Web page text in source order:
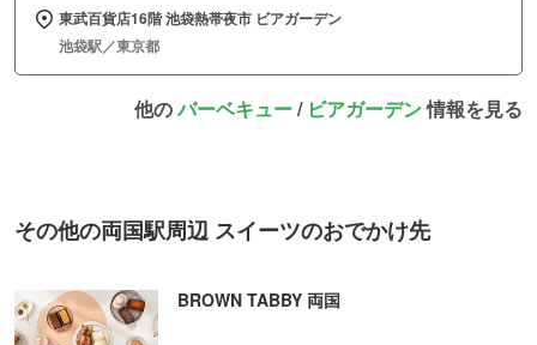
東武百貨店16階 池袋熱帯夜市 ビアガーデン
池袋駅／東京都
他のバーベキュー/ ビアガーデン情報を見る
その他の両国駅周辺 スイーツのおでかけ先
BROWN TABBY 両国